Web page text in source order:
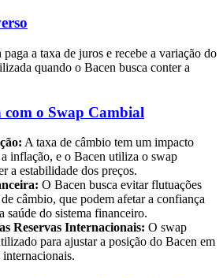
a taxa de juros e recebe a variação do
quando o Bacen busca conter a
com o Swap Cambial
A taxa de câmbio tem um impacto
inflação, e o Bacen utiliza o swap
a estabilidade dos preços.
O Bacen busca evitar flutuações
câmbio, que podem afetar a confiança
saúde do sistema financeiro.
Reservas Internacionais: O swap
para ajustar a posição do Bacen em
internacionais.